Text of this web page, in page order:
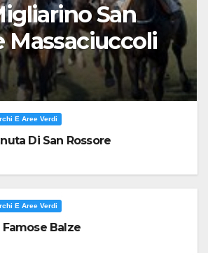
San
Massaciuccoli
E Aree Verdi
Di San Rossore
E Aree Verdi
Famose Balze